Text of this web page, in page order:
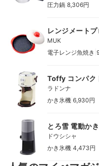
圧力鍋 8,306円
レンジメートプ
MUK
電子レンジ魚焼き
Toffy コンパク
ラドンナ
かき氷機 6,930円
とろ雪 電動か
ドウシシャ
かき氷機 4,473円